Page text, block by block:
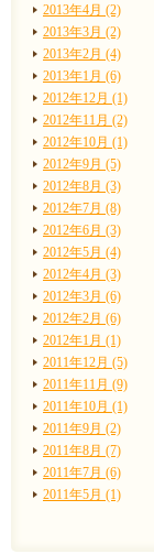
2013年4月 (2)
2013年3月 (2)
2013年2月 (4)
2013年1月 (6)
2012年12月 (1)
2012年11月 (2)
2012年10月 (1)
2012年9月 (5)
2012年8月 (3)
2012年7月 (8)
2012年6月 (3)
2012年5月 (4)
2012年4月 (3)
2012年3月 (6)
2012年2月 (6)
2012年1月 (1)
2011年12月 (5)
2011年11月 (9)
2011年10月 (1)
2011年9月 (2)
2011年8月 (7)
2011年7月 (6)
2011年5月 (1)